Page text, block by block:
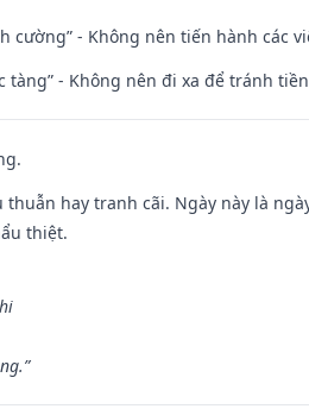
cường” - Không nên tiến hành các
tàng” - Không nên đi xa để tránh
hay tranh cãi. Ngày này là
thiệt.